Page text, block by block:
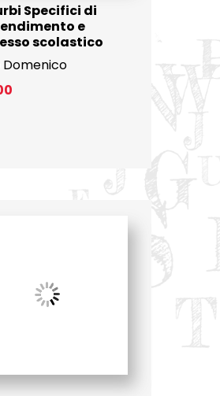
Specifici di
e
scolastico
Domenico